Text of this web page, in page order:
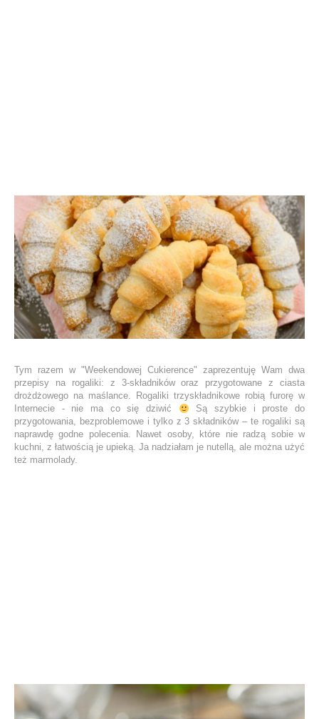
Tym razem w "Weekendowej Cukierence" zaprezentuję Wam dwa
przepisy na rogaliki: z 3-składników oraz przygotowane z ciasta
drożdżowego na maślance. Rogaliki trzyskładnikowe robią furorę w
Internecie - nie ma co się dziwić
Są szybkie i proste do
przygotowania, bezproblemowe i tylko z 3 składników – te rogaliki są
naprawdę godne polecenia. Nawet osoby, które nie radzą sobie w
kuchni, z łatwością je upieką. Ja nadziałam je nutellą, ale można użyć
też marmolady.